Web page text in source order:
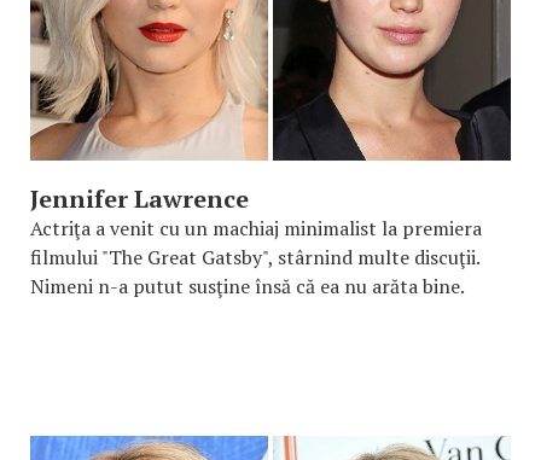
Jennifer Lawrence
Actriţa a venit cu un machiaj minimalist la premiera
filmului "The Great Gatsby", stârnind multe discuţii.
Nimeni n-a putut susţine însă că ea nu arăta bine.